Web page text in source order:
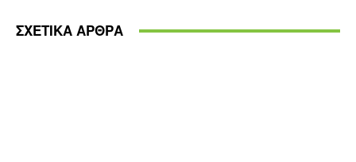
ΣΧΕΤΙΚΑ ΑΡΘΡΑ